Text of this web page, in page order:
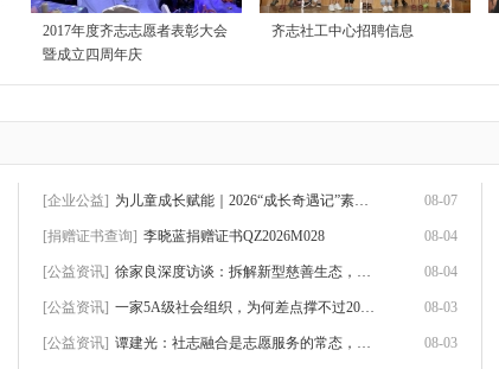
2017年度齐志志愿者表彰大会
暨成立四周年庆
齐志社工中心招聘信息
[企业公益] 为儿童成长赋能｜2026“成长奇遇记”素养赋 08-07
[捐赠证书查询] 李晓蓝捐赠证书QZ2026M028 08-04
[公益资讯] 徐家良深度访谈：拆解新型慈善生态，数智化 08-04
[公益资讯] 一家5A级社会组织，为何差点撑不过2026？ 08-03
[公益资讯] 谭建光：社志融合是志愿服务的常态，但不是 08-03